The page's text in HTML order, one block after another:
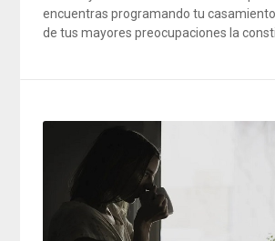
encuentras programando tu
de tus mayores preocupaciones la